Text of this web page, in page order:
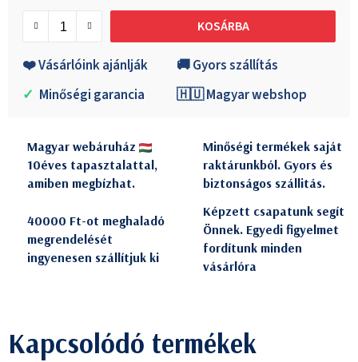
KOSÁRBA
❤️ Vásárlóink ajánlják
🚚 Gyors szállítás
✓ Minőségi garancia 🇭🇺 Magyar webshop
Magyar webáruház
10éves tapasztalattal,
amiben megbízhat.
Minőségi termékek saját
raktárunkból. Gyors és
biztonságos szállitás.
40000 Ft-ot meghaladó
megrendelését
ingyenesen szállítjuk ki
Képzett csapatunk segít
Önnek. Egyedi figyelmet
fordítunk minden
vásárlóra
Kapcsolódó termékek